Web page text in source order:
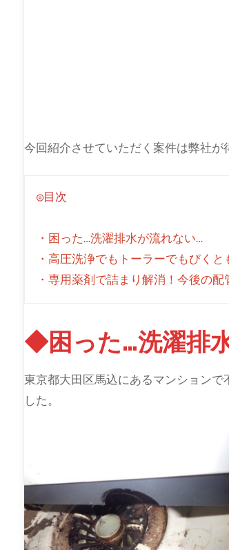
今回紹介させていただく案件は弊社が
◎目次
・困った…洗濯排水が流れない…
・高圧洗浄でもトーラーでもびく
◆困った…洗濯排
東京都大田区馬込にあるマンション
した。